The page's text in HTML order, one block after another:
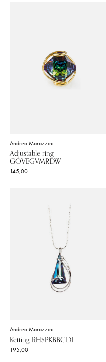
Andrea Marazzini
Adjustable ring
GOVEGVMRDW
145,00
Andrea Marazzini
Ketting RHSPKBBCDI
195,00